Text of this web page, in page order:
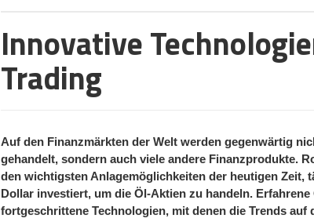
Innovative
Trading
Auf den Finanzmärkten der Welt werden gegenwärtig
gehandelt, sondern auch viele andere Finanzprodukte.
den wichtigsten Anlagemöglichkeiten der heutigen Zeit,
Dollar investiert, um die Öl-Aktien zu handeln. Erfahrene
fortgeschrittene Technologien, mit denen die Trends auf